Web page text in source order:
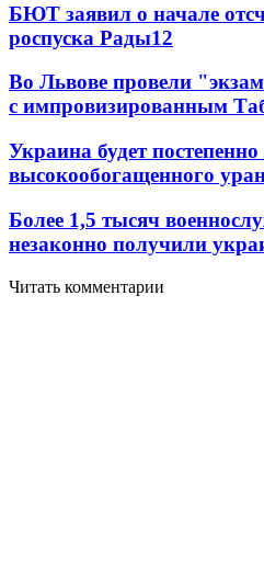
БЮТ заявил о начале
роспуска Рады12
Во Львове провели
с импровизированным
Украина будет постепенно
высокообогащенного
Более 1,5 тысяч
незаконно получили
Читать комментарии